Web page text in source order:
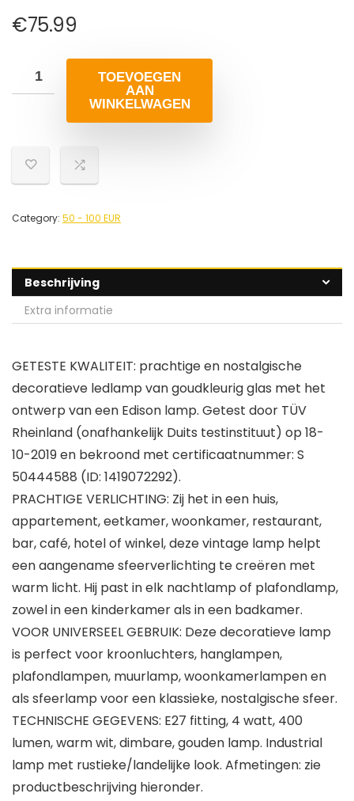
€75.99
TOEVOEGEN
AAN
WINKELWAGEN
Category: 50 - 100 EUR
Beschrijving
Extra informatie
GETESTE KWALITEIT: prachtige en nostalgische
decoratieve ledlamp van goudkleurig glas met het
ontwerp van een Edison lamp. Getest door TÜV
Rheinland (onafhankelijk Duits testinstituut) op 18-
10-2019 en bekroond met certificaatnummer: S
50444588 (ID: 1419072292).
PRACHTIGE VERLICHTING: Zij het in een huis,
appartement, eetkamer, woonkamer, restaurant,
bar, café, hotel of winkel, deze vintage lamp helpt
een aangename sfeerverlichting te creëren met
warm licht. Hij past in elk nachtlamp of plafondlamp,
zowel in een kinderkamer als in een badkamer.
VOOR UNIVERSEEL GEBRUIK: Deze decoratieve lamp
is perfect voor kroonluchters, hanglampen,
plafondlampen, muurlamp, woonkamerlampen en
als sfeerlamp voor een klassieke, nostalgische sfeer.
TECHNISCHE GEGEVENS: E27 fitting, 4 watt, 400
lumen, warm wit, dimbare, gouden lamp. Industrial
lamp met rustieke/landelijke look. Afmetingen: zie
productbeschrijving hieronder.